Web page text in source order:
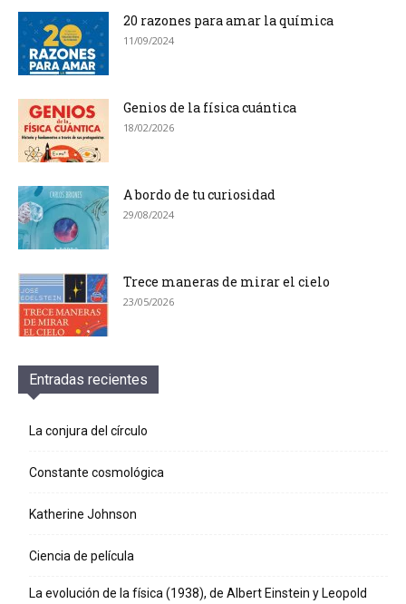
20 razones para amar la química
11/09/2024
Genios de la física cuántica
18/02/2026
A bordo de tu curiosidad
29/08/2024
Trece maneras de mirar el cielo
23/05/2026
Entradas recientes
La conjura del círculo
Constante cosmológica
Katherine Johnson
Ciencia de película
La evolución de la física (1938), de Albert Einstein y Leopold